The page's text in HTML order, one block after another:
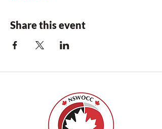
Share this event